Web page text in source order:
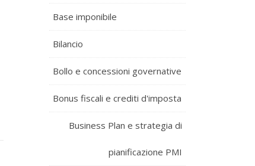
Base imponibile
Bilancio
Bollo e concessioni governative
Bonus fiscali e crediti d'imposta
Business Plan e strategia di
pianificazione PMI